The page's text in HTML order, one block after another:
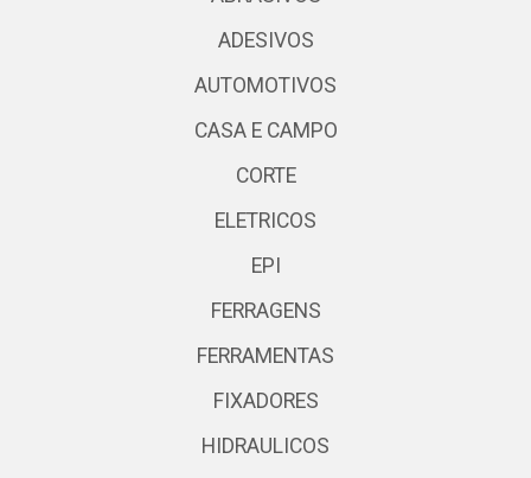
ADESIVOS
AUTOMOTIVOS
CASA E CAMPO
CORTE
ELETRICOS
EPI
FERRAGENS
FERRAMENTAS
FIXADORES
HIDRAULICOS